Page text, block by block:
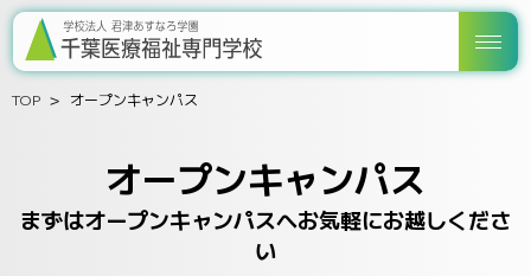
TOP オープンキャンパス
オープンキャンパス
まずはオープンキャンパスへお気軽にお越しくださ
い